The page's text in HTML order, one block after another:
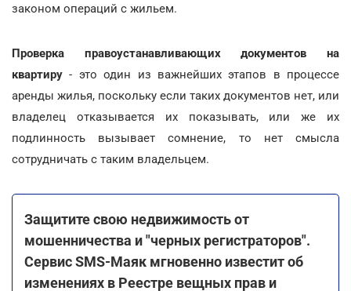
законом операций с жильем.
Проверка правоустанавливающих документов на
квартиру - это один из важнейших этапов в процессе
аренды жилья, поскольку если таких документов нет, или
владелец отказывается их показывать, или же их
подлинность вызывает сомнение, то нет смысла
сотрудничать с таким владельцем.
Защитите свою недвижимость от
мошенничества и "черных регистраторов".
Сервис SMS-Маяк мгновенно известит об
изменениях в Реестре вещных прав и